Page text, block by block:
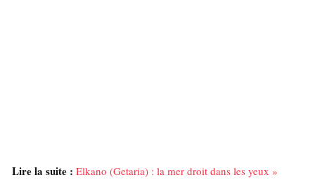
Lire la suite : Elkano (Getaria) : la mer droit dans les yeux »